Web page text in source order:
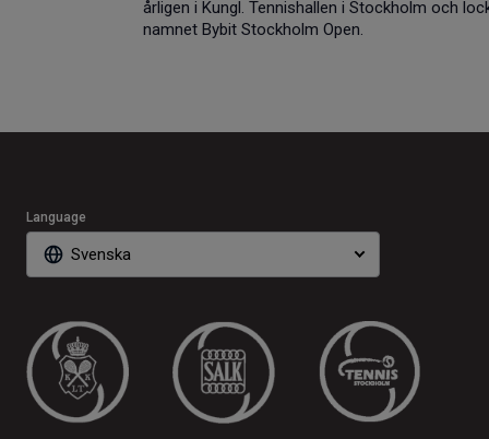
årligen i Kungl. Tennishallen i Stockholm och
namnet Bybit Stockholm Open.
Language
Svenska